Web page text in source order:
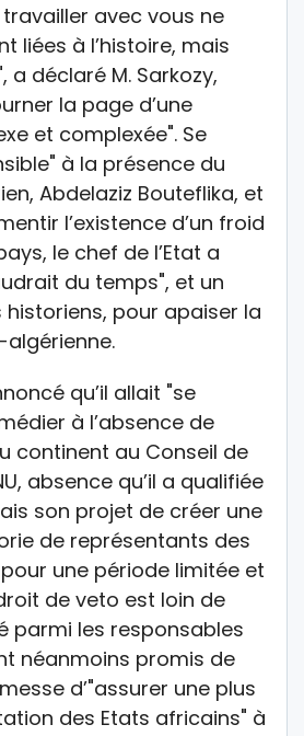
travailler avec vous ne
liées à l’histoire, mais
a déclaré M. Sarkozy,
la page d’une
et complexée". Se
à la présence du
Abdelaziz Bouteflika, et
l’existence d’un froid
le chef de l’Etat a
du temps", et un
pour apaiser la
qu’il allait "se
à l’absence de
continent au Conseil de
absence qu’il a qualifiée
son projet de créer une
de représentants des
une période limitée et
de veto est loin de
parmi les responsables
néanmoins promis de
d’"assurer une plus
des Etats africains" à